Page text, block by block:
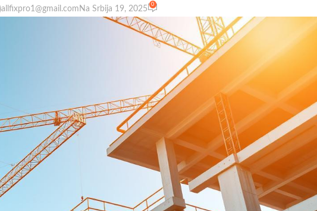
allfixpro1@gmail.com Na Srbija 19, 2025
0